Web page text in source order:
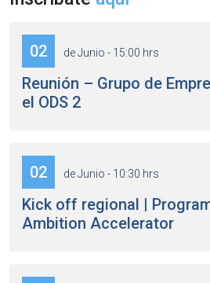
02 de Junio - 15:00 hrs
Reunión – Grupo de
el ODS 2
02 de Junio - 10:30 hrs
Kick off regional |
Ambition Accelerator